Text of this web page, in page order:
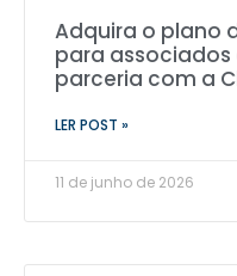
Adquira o plano
para associados
parceria com a
LER POST »
11 de junho de 2026